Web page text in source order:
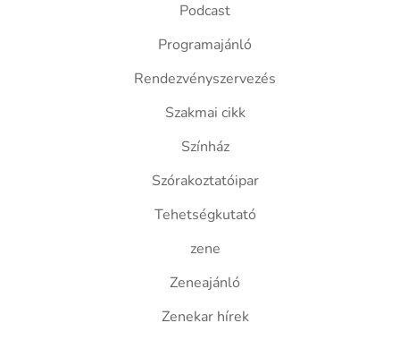
Podcast
Programajánló
Rendezvényszervezés
Szakmai cikk
Színház
Szórakoztatóipar
Tehetségkutató
zene
Zeneajánló
Zenekar hírek